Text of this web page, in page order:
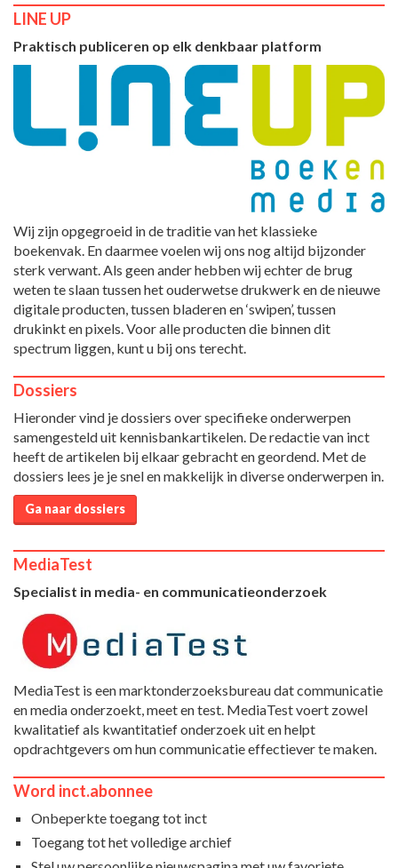
LINE UP
Praktisch publiceren op elk denkbaar platform
Wij zijn opgegroeid in de traditie van het klassieke
boekenvak. En daarmee voelen wij ons nog altijd bijzonder
sterk verwant. Als geen ander hebben wij echter de brug
weten te slaan tussen het ouderwetse drukwerk en de nieuwe
digitale producten, tussen bladeren en ‘swipen’, tussen
drukinkt en pixels. Voor alle producten die binnen dit
spectrum liggen, kunt u bij ons terecht.
Dossiers
Hieronder vind je dossiers over specifieke onderwerpen
samengesteld uit kennisbankartikelen. De redactie van inct
heeft de artikelen bij elkaar gebracht en geordend. Met de
dossiers lees je je snel en makkelijk in diverse onderwerpen in.
Ga naar dossiers
MediaTest
Specialist in media- en communicatieonderzoek
MediaTest is een marktonderzoeksbureau dat communicatie
en media onderzoekt, meet en test. MediaTest voert zowel
kwalitatief als kwantitatief onderzoek uit en helpt
opdrachtgevers om hun communicatie effectiever te maken.
Word inct.abonnee
Onbeperkte toegang tot inct
Toegang tot het volledige archief